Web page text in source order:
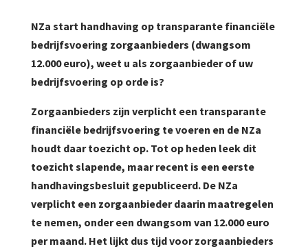
NZa start handhaving op transparante financiële
bedrijfsvoering zorgaanbieders (dwangsom
12.000 euro), weet u als zorgaanbieder of uw
bedrijfsvoering op orde is?
Zorgaanbieders zijn verplicht een transparante
financiële bedrijfsvoering te voeren en de NZa
houdt daar toezicht op. Tot op heden leek dit
toezicht slapende, maar recent is een eerste
handhavingsbesluit gepubliceerd. De NZa
verplicht een zorgaanbieder daarin maatregelen
te nemen, onder een dwangsom van 12.000 euro
per maand. Het lijkt dus tijd voor zorgaanbieders